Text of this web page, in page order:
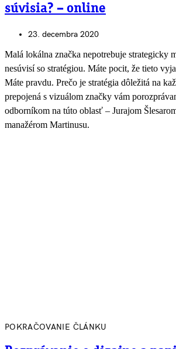
súvisia? – online
23. decembra 2020
Malá lokálna značka nepotrebuje strategicky
nesúvisí so stratégiou. Máte pocit, že tieto
Máte pravdu. Prečo je stratégia dôležitá na
prepojená s vizuálom značky vám
odborníkom na túto oblasť – Jurajom
manažérom Martinusu.
POKRAČOVANIE ČLÁNKU